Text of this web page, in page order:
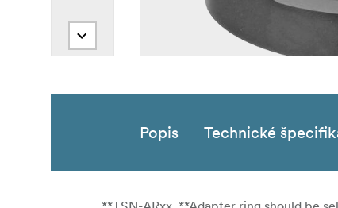
Popis Technické